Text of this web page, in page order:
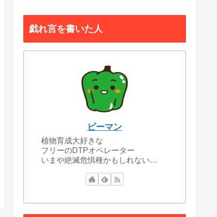
戯れ言を書いた人
ピーマン
植物育成大好きな
フリーのDTPオペレーター
いまや絶滅危惧種かもしれない…